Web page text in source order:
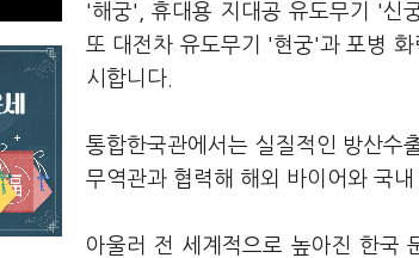
'해궁', 휴대용 지대공 유도무기 '신
또 대전차 유도무기 '현궁'과 포병
시합니다.
통합한국관에서는 실질적인 방산수
무역관과 협력해 해외 바이어와 국
아울러 전 세계적으로 높아진 한국